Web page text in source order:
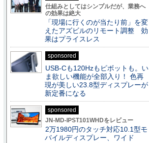
仕組みとしてはシンプルだが、業務へ
の効果は絶大
「現場に行くのが当たり前」を変
えたアズビルのリモート調整 効
果はプライスレス
sponsored
USB-Cも120Hzもピボットも。い
ま欲しい機能が全部入り！ 色再
現が美しい23.8型ディスプレーが
新定番になる
sponsored
JN-MD-IPST101WHDをレビュー
2万1980円のタッチ対応10.1型モ
バイルディスプレー、ワイド